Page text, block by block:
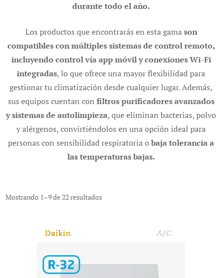
durante todo el año.
Los productos que encontrarás en esta gamason
compatibles con múltiples sistemas de control remoto,
incluyendo control vía app móvil y conexiones Wi-Fi
integradas, lo que ofrece una mayor flexibilidad para
gestionar tu climatización desde cualquier lugar. Además,
sus equipos cuentan con filtros purificadores avanzados
y sistemas de autolimpieza, que eliminan bacterias, polvo
y alérgenos, convirtiéndolos en una opción ideal para
personas con sensibilidad respiratoria o baja tolerancia a
las temperaturas bajas.
Mostrando 1–9 de 22 resultados
Daikin A/C